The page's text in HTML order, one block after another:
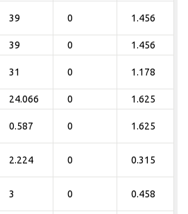
39 0 1.456
39 0 1.456
31 0 1.178
24.066 0 1.625
0.587 0 1.625
2.224 0 0.315
3 0 0.458